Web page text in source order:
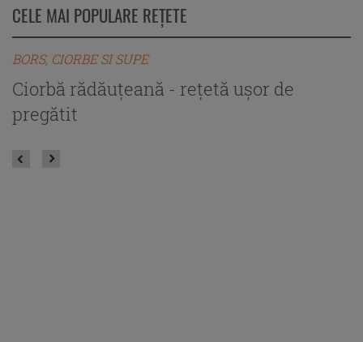
CELE MAI POPULARE REȚETE
BORS, CIORBE SI SUPE
Ciorbă rădăuțeană - rețetă ușor de
pregătit